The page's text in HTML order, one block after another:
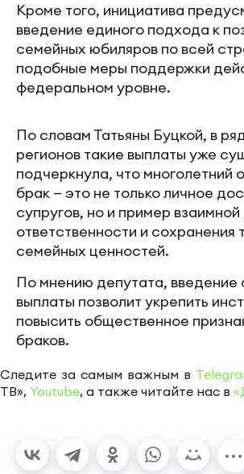
Кроме того, инициатива
введение единого подхода к
семейных юбиляров по всей
подобные меры поддержки
федеральном уровне.
По словам Татьяны Буцкой, в
регионов такие выплаты уже
подчеркнула, что многолетний
брак — это не только личное
супругов, но и пример
ответственности и сохранения
семейных ценностей.
По мнению депутата, введение
выплаты позволит укрепить
повысить общественное
браков.
Следите за самым важным в
ТВ», Youtube, а также читайте нас в